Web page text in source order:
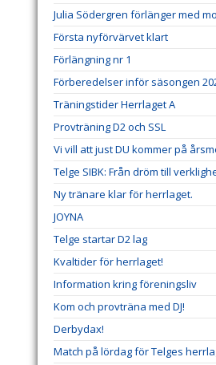
Julia Södergren förlänger med
Första nyförvärvet klart
Förlängning nr 1
Förberedelser inför säsongen
Träningstider Herrlaget A
Provträning D2 och SSL
Vi vill att just DU kommer på
Telge SIBK: Från dröm till
Ny tränare klar för herrlaget.
JOYNA
Telge startar D2 lag
Kvaltider för herrlaget!
Information kring föreningsliv
Kom och provträna med DJ!
Derbydax!
Match på lördag för Telges